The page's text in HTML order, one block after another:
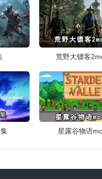
荒野大镖客
星露谷物语